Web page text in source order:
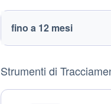
name
duration
fino a 12 mesi
Strumenti di